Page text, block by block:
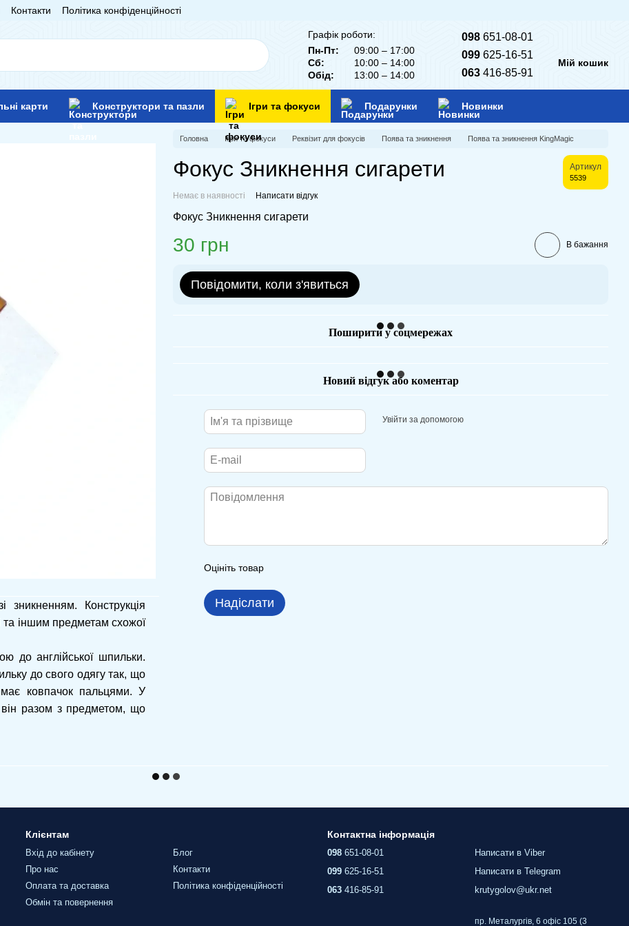
Контакти Політика конфіденційності
Графік роботи:
Пн-Пт:
09:00 – 17:00
Сб:
10:00 – 14:00
Обід:
13:00 – 14:00
098651-08-01
099625-16-51
063416-85-91
Мій кошик
карти Конструктори та пазли Ігри та фокуси Подарунки Новинки
зникненням. Конструкція
та іншим предметам схожої
до англійської шпильки.
до свого одягу так, що
ковпачок пальцями. У
він разом з предметом, що
Головна Ігри та фокуси Реквізит для фокусів Поява та зникнення Поява та зникнення KingMagic
Фокус Зникнення сигарети Артикул
5539
Немає в наявності Написати відгук
Фокус Зникнення сигарети
30 грн В бажання
Повідомити, коли з'явиться
Поширити у соцмережах
Новий відгук або коментар
Увійти за допомогою
Оцініть товар
Надіслати
Клієнтам
Вхід до кабінету
Про нас
Оплата та доставка
Обмін та повернення
Блог
Контакти
Політика конфіденційності
Контактна інформація
098 651-08-01
099 625-16-51
063 416-85-91
Написати в Viber
Написати в Telegram
krutygolov@ukr.net
пр. Металургів, 6 офіс 105 (3